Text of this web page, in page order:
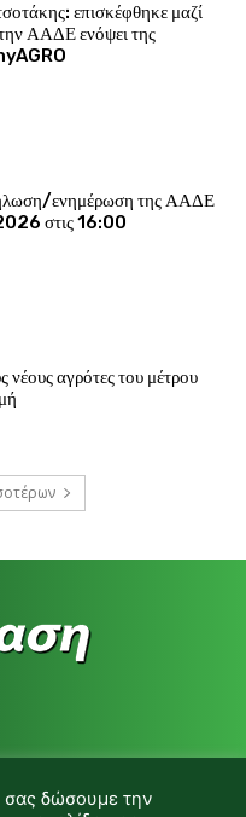
επισκέφθηκε μαζί
ΑΑΔΕ ενόψει της
ενημέρωση της ΑΑΔΕ
στις 16:00
νέους αγρότες του μέτρου
σας δώσουμε την